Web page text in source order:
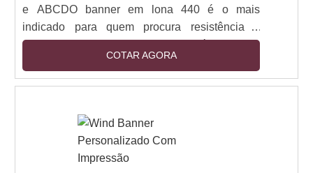
e ABCDO banner em lona 440 é o mais
indicado para quem procura resistência e
durabilidade. O banner em lona é uma das
peças publicitárias mais eficientes para serem
instaladas em amplos locais com grande
Fachadas de salas comerciais, Entre outros.A
deseja não apenas ....
COTAR AGORA